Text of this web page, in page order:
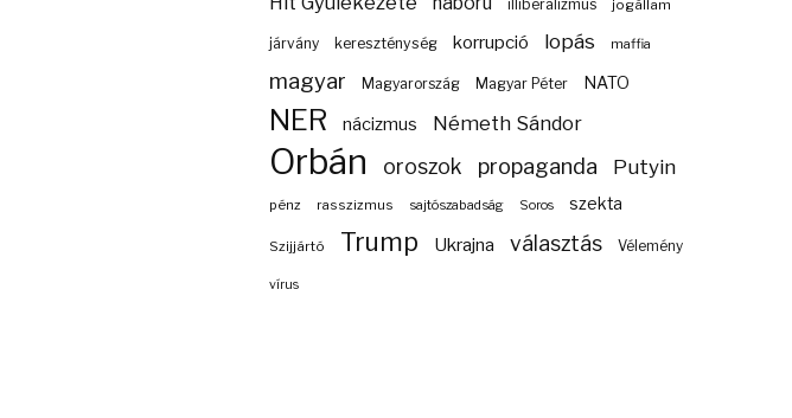
illiberalizmus jogállam
járvány kereszténység korrupció lopás maffia
magyar Magyarország Magyar Péter NATO
NER nácizmus Németh Sándor
Orbán oroszok propaganda Putyin
pénz rasszizmus sajtószabadság Soros szekta
Szijjártó Trump Ukrajna választás Vélemény
vírus